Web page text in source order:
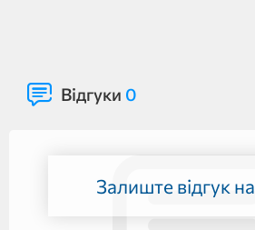
Відгуки 0
Залиште відгук